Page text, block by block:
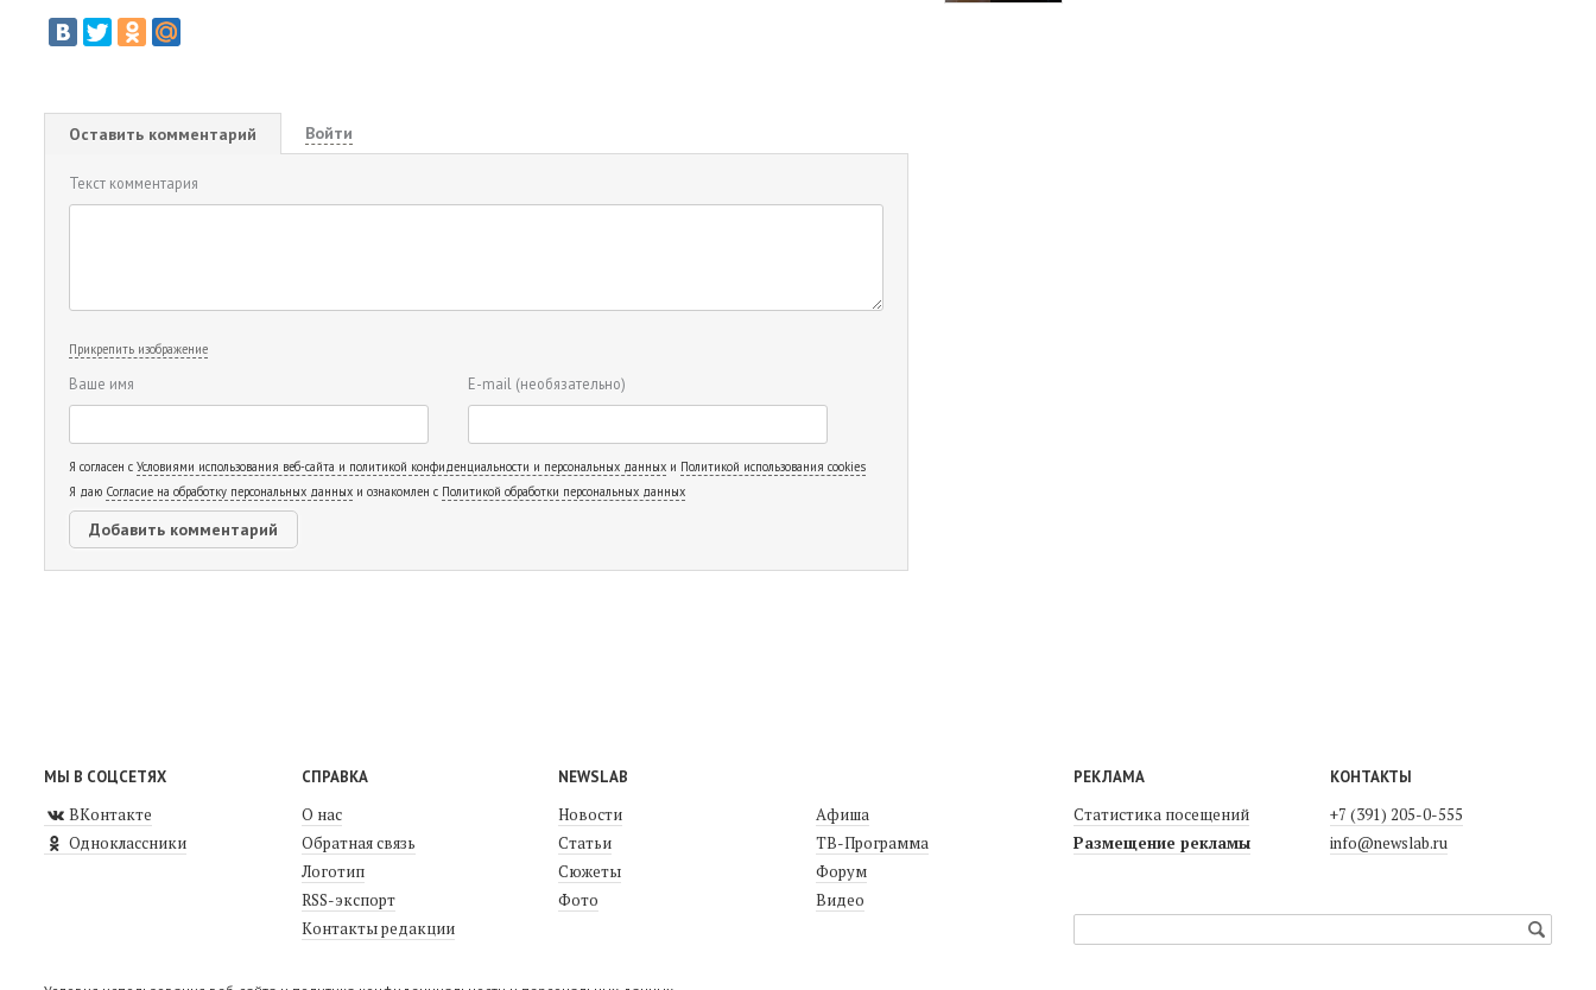
Оставить комментарий Войти
Текст комментария
Прикрепить изображение
Ваше имя E-mail (необязательно)
Я согласен с Условиями использования веб-сайта и политикой конфиденциальности и персональных данных и Политикой использования cookies
Я даю Согласие на обработку персональных данных и ознакомлен с Политикой обработки персональных данных
МЫ В СОЦСЕТЯХ
ВКонтакте
Одноклассники
СПРАВКА
О нас
Обратная связь
Логотип
RSS-экспорт
Контакты редакции
NEWSLAB
Новости
Статьи
Сюжеты
Фото
Афиша
ТВ-Программа
Форум
Видео
РЕКЛАМА
Статистика посещений
Размещение рекламы
КОНТАКТЫ
+7 (391) 205-0-555
info@newslab.ru